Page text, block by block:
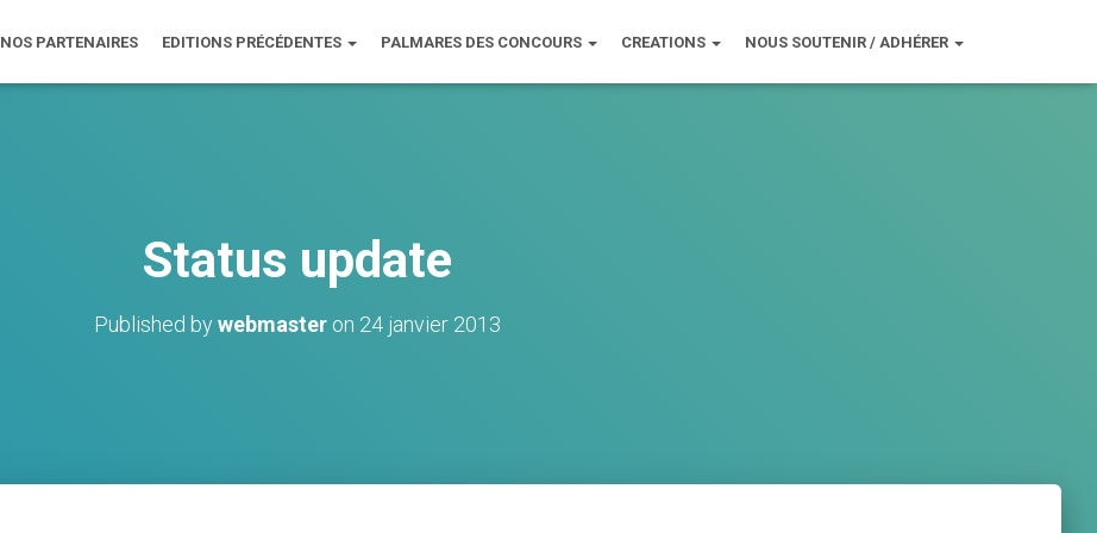
NOS PARTENAIRES EDITIONS PRÉCÉDENTES PALMARES DES CONCOURS CREATIONS NOUS SOUTENIR / ADHÉRER
Status update
Published bywebmaster on 24 janvier 2013